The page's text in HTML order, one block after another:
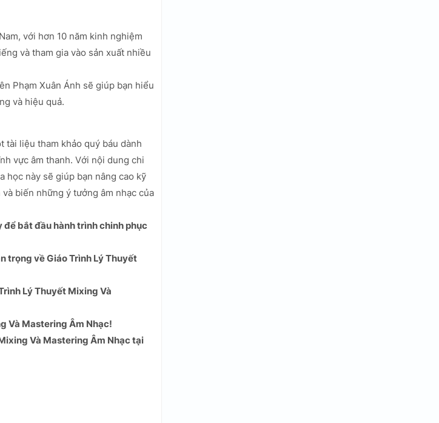
với hơn 10 năm kinh nghiệm
và tham gia vào sản xuất nhiều
Phạm Xuân Ánh sẽ giúp bạn hiểu
và hiệu quả.
tài liệu tham khảo quý báu dành
vực âm thanh. Với nội dung chi
học này sẽ giúp bạn nâng cao kỹ
biến những ý tưởng âm nhạc của
bắt đầu hành trình chinh phục
trọng về Giáo Trình Lý Thuyết
Lý Thuyết Mixing Và
Và Mastering Âm Nhạc!
Và Mastering Âm Nhạc tại